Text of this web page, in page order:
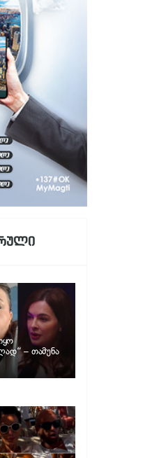
– თამუნა